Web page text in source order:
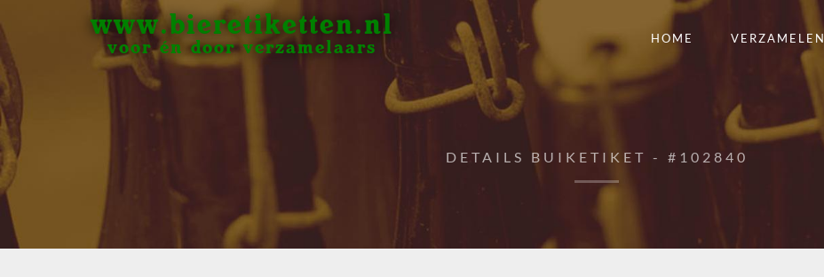
www.bieretiketten.nl
voor én door verzamelaars
HOME VERZAMELEN
DETAILS BUIKETIKET - #102840